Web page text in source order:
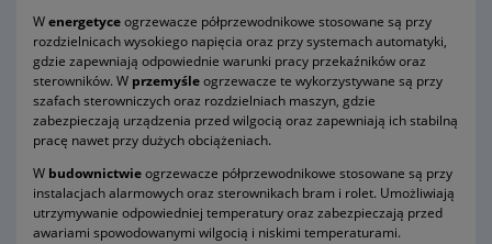
Wenergetyceogrzewacze półprzewodnikowe stosowane są przy
rozdzielnicach wysokiego napięcia oraz przy systemach automatyki,
gdzie zapewniają odpowiednie warunki pracy przekaźników oraz
sterowników. W przemyśleogrzewacze te wykorzystywane są przy
szafach sterowniczych oraz rozdzielniach maszyn, gdzie
zabezpieczają urządzenia przed wilgocią oraz zapewniają ich stabilną
pracę nawet przy dużych obciążeniach.
W budownictwieogrzewacze półprzewodnikowe stosowane są przy
instalacjach alarmowych oraz sterownikach bram i rolet. Umożliwiają
utrzymywanie odpowiedniej temperatury oraz zabezpieczają przed
awariami spowodowanymi wilgocią i niskimi temperaturami.